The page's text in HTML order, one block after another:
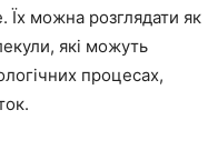
Їх можна розглядати як
які можуть
процесах,